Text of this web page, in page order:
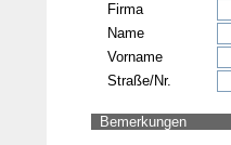
Firma
Name
Vorname
Straße/Nr.
Bemerkungen